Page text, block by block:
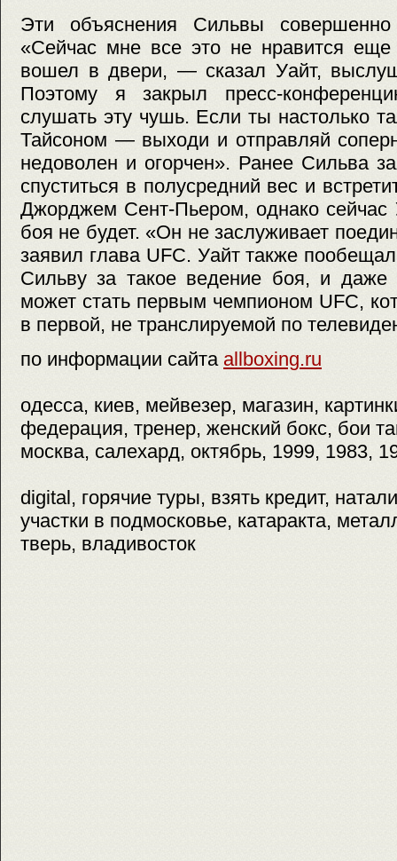
Эти объяснения Сильвы
«Сейчас мне все это не нравится
вошел в двери, — сказал Уайт,
Поэтому я закрыл пресс-
слушать эту чушь. Если ты настолько
Тайсоном — выходи и отправляй
недоволен и огорчен». Ранее Сильва
спуститься в полусредний вес и
Джорджем Сент-Пьером, однако сейчас
боя не будет. «Он не заслуживает
заявил глава UFC. Уайт также
Сильву за такое ведение боя, и даже
может стать первым чемпионом UFC,
в первой, не транслируемой по
по информации сайта allboxing.ru
одесса, киев, мейвезер, магазин,
федерация, тренер, женский бокс, бои
москва, салехард, октябрь, 1999, 1983,
digital, горячие туры, взять кредит,
участки в подмосковье, катаракта,
тверь, владивосток